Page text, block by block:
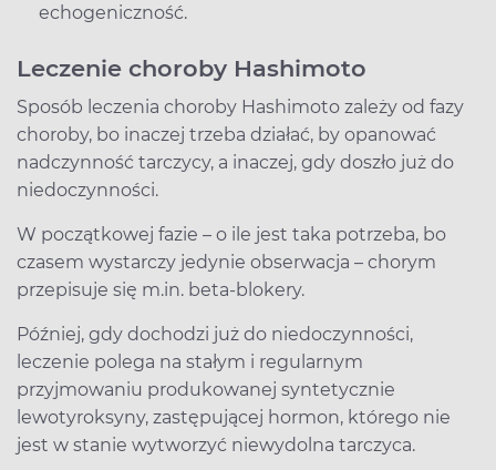
echogeniczność.
Leczenie choroby Hashimoto
Sposób leczenia choroby Hashimoto zależy od fazy
choroby, bo inaczej trzeba działać, by opanować
nadczynność tarczycy, a inaczej, gdy doszło już do
niedoczynności.
W początkowej fazie – o ile jest taka potrzeba, bo
czasem wystarczy jedynie obserwacja – chorym
przepisuje się m.in. beta-blokery.
Później, gdy dochodzi już do niedoczynności,
leczenie polega na stałym i regularnym
przyjmowaniu produkowanej syntetycznie
lewotyroksyny, zastępującej hormon, którego nie
jest w stanie wytworzyć niewydolna tarczyca.